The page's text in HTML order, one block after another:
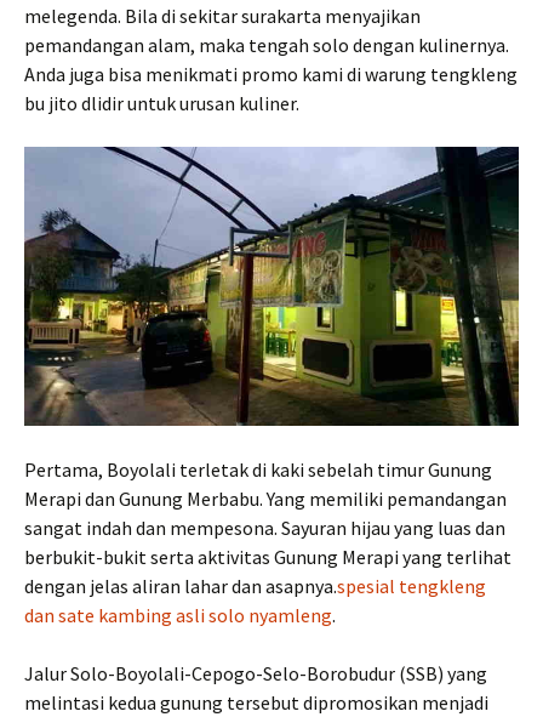
melegenda. Bila di sekitar surakarta menyajikan
pemandangan alam, maka tengah solo dengan kulinernya.
Anda juga bisa menikmati promo kami di warung tengkleng
bu jito dlidir untuk urusan kuliner.
Pertama, Boyolali terletak di kaki sebelah timur Gunung
Merapi dan Gunung Merbabu. Yang memiliki pemandangan
sangat indah dan mempesona. Sayuran hijau yang luas dan
berbukit-bukit serta aktivitas Gunung Merapi yang terlihat
dengan jelas aliran lahar dan asapnya.spesial tengkleng
dan sate kambing asli solo nyamleng.
Jalur Solo-Boyolali-Cepogo-Selo-Borobudur (SSB) yang
melintasi kedua gunung tersebut dipromosikan menjadi